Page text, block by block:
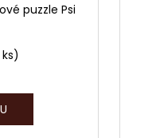
puzzle Psi